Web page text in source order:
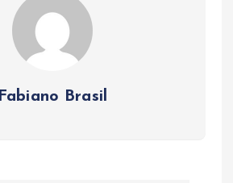
Fabiano Brasil